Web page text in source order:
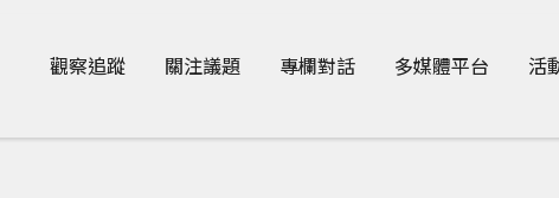
觀察追蹤 關注議題 專欄對話 多媒體平台 活